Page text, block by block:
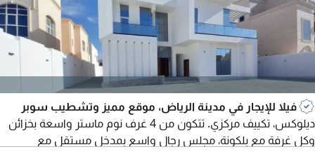
فيلا للإيجار في مدينة الرياض، موقع مميز وتشطيب سوبر
ديلوكس، تكييف مركزي. تتكون من 4 غرف نوم ماستر واسعة بخزائن
وكل غرفة مع بلكونة، مجلس رجال واسع بمدخل مستقل مع